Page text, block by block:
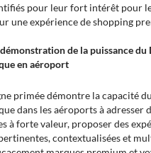
pour leur fort intérêt pour
une expérience de shopping
de la puissance du
en aéroport
primée démontre la capacité
dans les aéroports à adresser
à forte valeur, proposer des
contextualisées et